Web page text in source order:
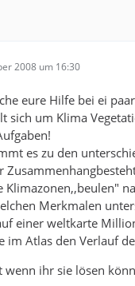
2008 um 16:30
eure Hilfe bei ei
sich um Klima
es zu den
Klimazonen,,beulen"
Merkmalen
einer weltkarte
im Atlas den Verlauf
wenn ihr sie lösen